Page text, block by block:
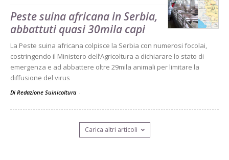
Peste suina africana in Serbia,
abbattuti quasi 30mila capi
La Peste suina africana colpisce la Serbia con numerosi focolai,
costringendo il Ministero dell’Agricoltura a dichiarare lo stato di
emergenza e ad abbattere oltre 29mila animali per limitare la
diffusione del virus
Di Redazione Suinicoltura -
Carica altri articoli